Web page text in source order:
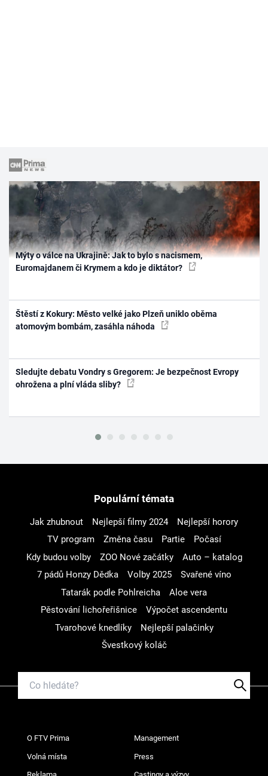
Mýty o válce na Ukrajině: Jak to bylo s nacismem,
Euromajdanem či Krymem a kdo je diktátor?
Štěstí z Kokury: Město velké jako Plzeň uniklo oběma
atomovým bombám, zasáhla náhoda
Sledujte debatu Vondry s Gregorem: Je bezpečnost Evropy
ohrožena a plní vláda sliby?
Populární témata
Jak zhubnout Nejlepší filmy 2024
Nejlepší horory
TV program
Změna času Partie
Počasí
Kdy budou volby
ZOO Nové začátky
Auto – katalog
7 pádů Honzy Dědka
Volby 2025
Svařené víno
Tatarák podle Pohlreicha
Aloe vera
Pěstování lichořeřišnice
Výpočet ascendentu
Tvarohové knedlíky
Nejlepší palačinky
Švestkový koláč
O FTV Prima Management
Volná místa Press